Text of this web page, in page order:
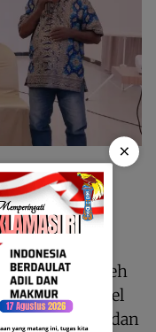
Kota dan
Ambrosius
Yewen dan
langsung oleh
Cagub Gabriel
David Sedik dan
×